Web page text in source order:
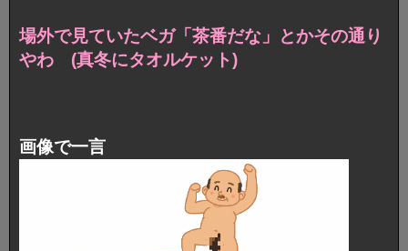
場外で見ていたベガ「茶番だな」とかその通り
やわ (真冬にタオルケット)
画像で一言